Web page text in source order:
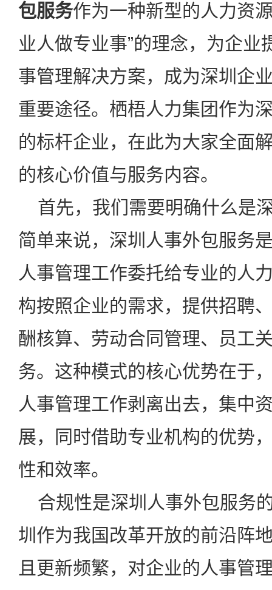
包服务作为一种新型的人力资
业人做专业事”的理念，为企业
事管理解决方案，成为深圳企
重要途径。栖梧人力集团作为
的标杆企业，在此为大家全面
的核心价值与服务内容。
首先，我们需要明确什么是
简单来说，深圳人事外包服务
人事管理工作委托给专业的人
构按照企业的需求，提供招聘
酬核算、劳动合同管理、员工
务。这种模式的核心优势在于
人事管理工作剥离出去，集中
展，同时借助专业机构的优势
性和效率。
合规性是深圳人事外包服务
圳作为我国改革开放的前沿阵
且更新频繁，对企业的人事管